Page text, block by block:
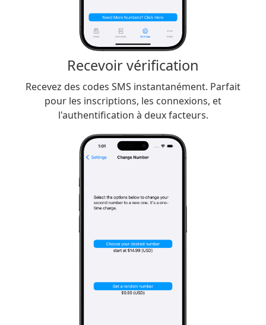
Recevoir vérification
Recevez des codes SMS instantanément. Parfait
pour les inscriptions, les connexions, et
l'authentification à deux facteurs.